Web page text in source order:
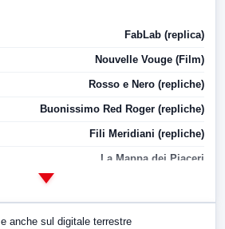
FabLab (replica)
Nouvelle Vouge (Film)
Rosso e Nero (repliche)
Buonissimo Red Roger (repliche)
Fili Meridiani (repliche)
La Mappa dei Piaceri
LabNews (replica)
e anche sul digitale terrestre